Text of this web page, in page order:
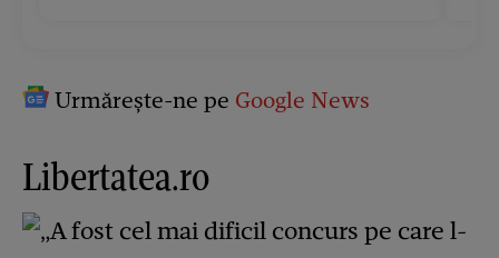
Urmărește-ne pe Google News
Libertatea.ro